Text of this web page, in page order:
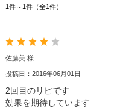
1件～1件（全1件）
佐藤美 様
投稿日：2016年06月01日
2回目のリピです
効果を期待しています